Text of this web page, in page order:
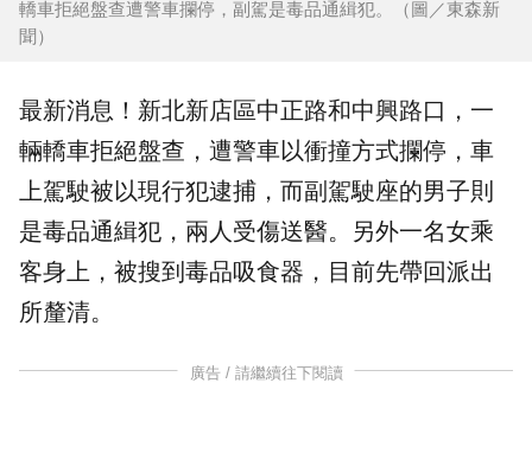
轎車拒絕盤查遭警車攔停，副駕是毒品通緝犯。（圖／東森新
聞）
最新消息！新北新店區中正路和中興路口，一
輛轎車拒絕盤查，遭警車以衝撞方式攔停，車
上駕駛被以現行犯逮捕 ，而副駕駛座的男子則
是毒品通緝犯，兩人受傷送醫。另外一名女乘
客身上，被搜到毒品吸食器，目前先帶回派出
所釐清。
廣告 / 請繼續往下閱讀